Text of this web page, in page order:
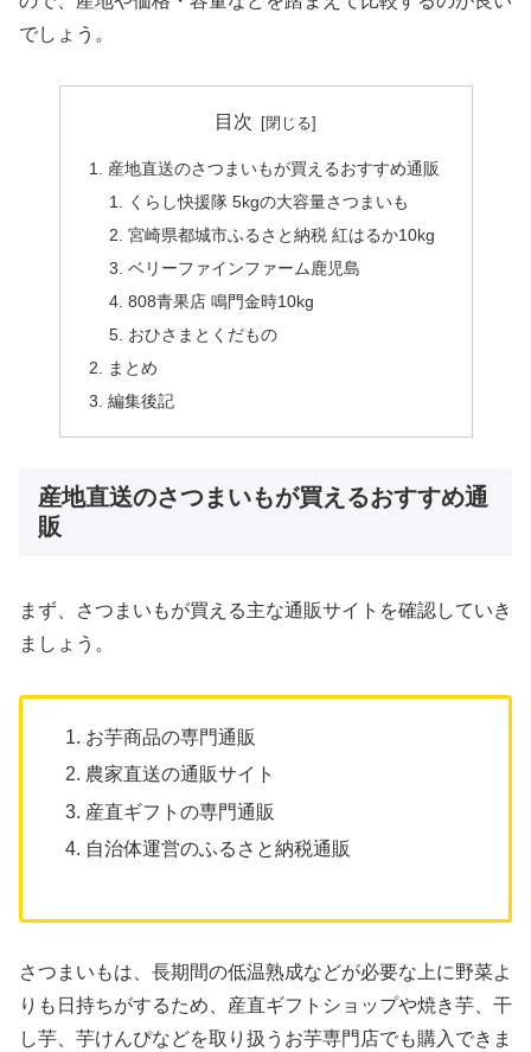
でしょう。
目次
産地直送のさつまいもが買えるおすすめ通販
くらし快援隊 5kgの大容量さつまいも
宮崎県都城市ふるさと納税 紅はるか10kg
ベリーファインファーム鹿児島
808青果店 鳴門金時10kg
おひさまとくだもの
まとめ
編集後記
産地直送のさつまいもが買えるおすすめ通
販
まず、さつまいもが買える主な通販サイトを確認していき
ましょう。
お芋商品の専門通販
農家直送の通販サイト
産直ギフトの専門通販
自治体運営のふるさと納税通販
さつまいもは、長期間の低温熟成などが必要な上に野菜よ
りも日持ちがするため、産直ギフトショップや焼き芋、干
し芋、芋けんぴなどを取り扱うお芋専門店でも購入できま